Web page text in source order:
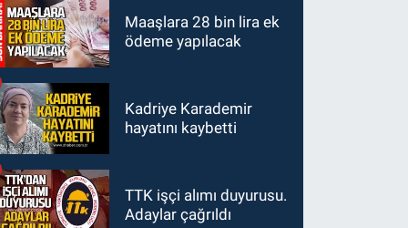
Maaşlara 28 bin lira ek
ödeme yapılacak
Kadriye Karademir
hayatını kaybetti
TTK işçi alımı duyurusu.
Adaylar çağrıldı